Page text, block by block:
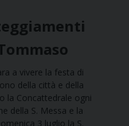
a vivere la festa di
della città e della
la Concattedrale ogni
della S. Messa e la
3 luglio la S.